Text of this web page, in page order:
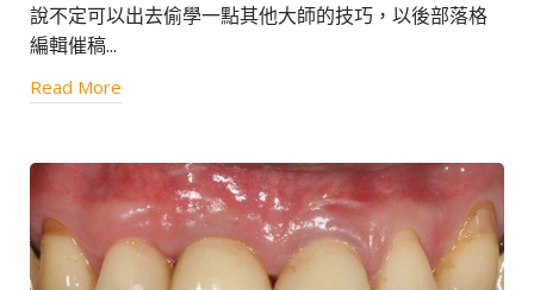
說不定可以出去偷學一點其他大師的技巧，以後部落格
編輯催稿...
Read More